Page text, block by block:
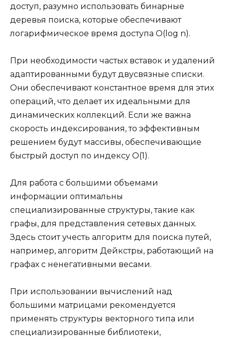
доступ, разумно использовать бинарные
деревья поиска, которые обеспечивают
логарифмическое время доступа O(log n).
При необходимости частых вставок и удалений
адаптированными будут двусвязные списки.
Они обеспечивают константное время для этих
операций, что делает их идеальными для
динамических коллекций. Если же важна
скорость индексирования, то эффективным
решением будут массивы, обеспечивающие
быстрый доступ по индексу O(1).
Для работа с большими объемами
информации оптимальны
специализированные структуры, такие как
графы, для представления сетевых данных.
Здесь стоит учесть алгоритм для поиска путей,
например, алгоритм Дейкстры, работающий на
графах с ненегативными весами.
При использовании вычислений над
большими матрицами рекомендуется
применять структуры векторного типа или
специализированные библиотеки,